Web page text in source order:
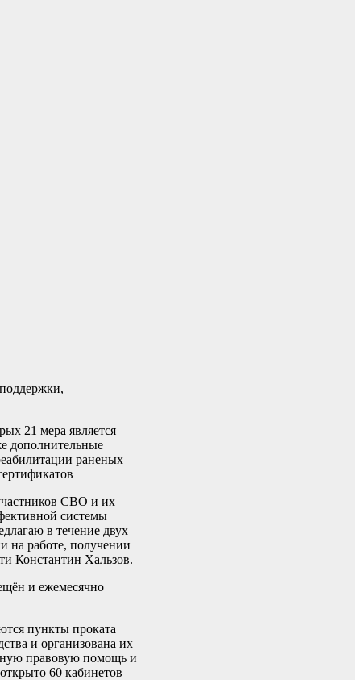
21 мера является
дополнительные
раненых
СВО и их
системы
в течение двух
на работе, получении
Константин Хальзов.
и ежемесячно
пункты проката
и организована их
правовую помощь и
60 кабинетов